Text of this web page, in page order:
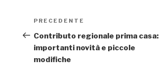
Navigazione
articoli
Articolo
precedente:
PRECEDENTE
Contributo regionale prima casa:
importanti novità e piccole
modifiche